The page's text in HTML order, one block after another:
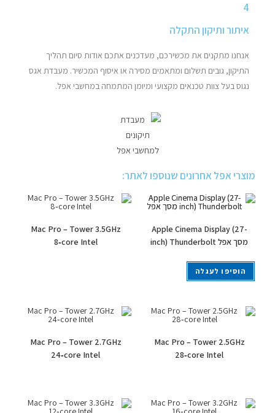
4
איתור ותיקון התקלה
אנחנו מתקנים את מכשירכם, מעדכנים אתכם אודות סיום תהליך
התיקון, גובים תשלום ומתאמים מסירה או איסוף המכשיר. מעבדת אגס
נגוס בעל צוות טכנאים מקצועי ומיומן המתמחה במחשבי אפל.
מוצרי אפל אחרונים שנוספו לאתר:
Apple Cinema Display (27-
inch) Thunderbolt מסך אפל
הוסיפו לעגלה
Mac Pro – Tower 3.5GHz
8‑core Intel
Mac Pro – Tower 2.5GHz
28‑core Intel
Mac Pro – Tower 2.7GHz
24‑core Intel